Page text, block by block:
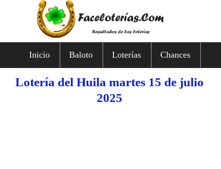
Inicio Baloto Loterías Chances
Lotería del Huila martes 15 de julio
2025